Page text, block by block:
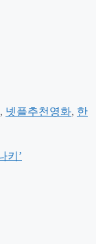
, 넷플추천영화, 한
키’